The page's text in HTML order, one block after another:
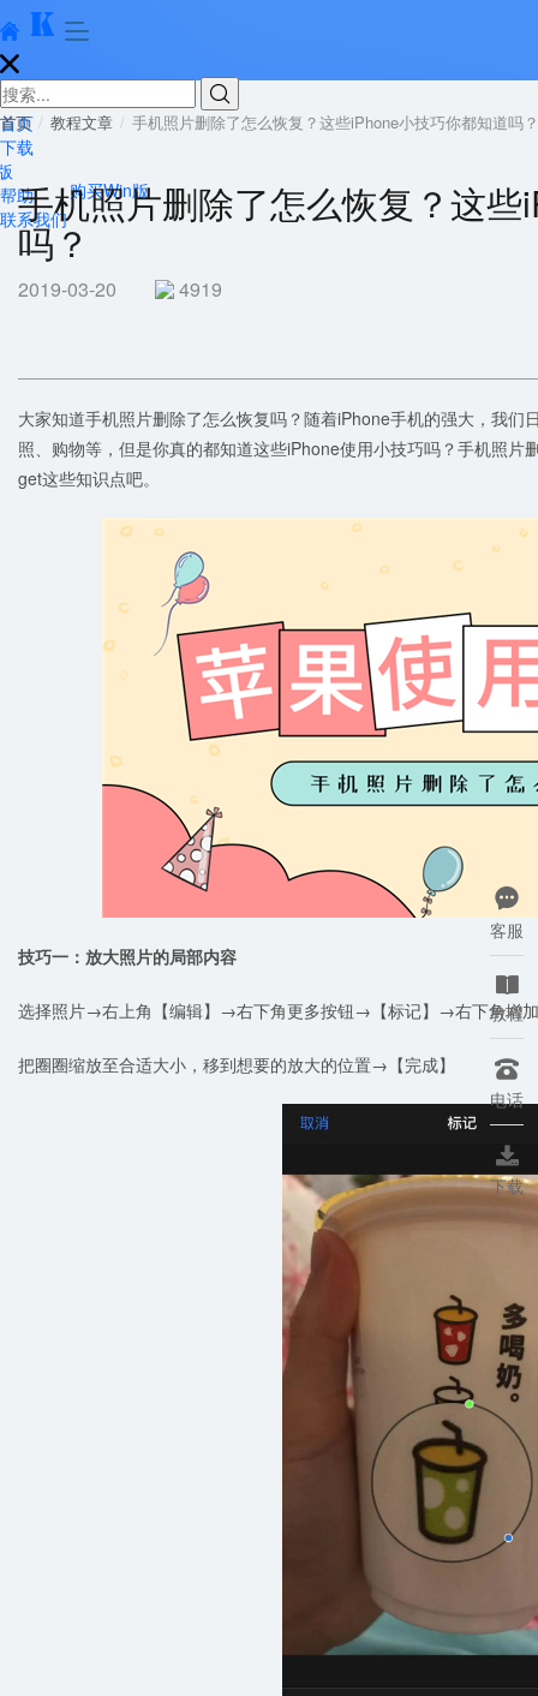
  


首页
下载
购买Win版
帮助
联系我们
首页 教程文章 手机照片删除了怎么恢复？这些iPhone小技巧你都知道吗？
手机照片删除了怎么恢复？这
吗？
2019-03-20 4919
大家知道手机照片删除了怎么恢复吗？随着iPhone手机的强大，我们
照、购物等，但是你真的都知道这些iPhone使用小技巧吗？手机照片
get这些知识点吧。
技巧一：放大照片的局部内容
选择照片→右上角【编辑】→右下角更多按钮→【标记】→右下角增
把圈圈缩放至合适大小，移到想要的放大的位置→【完成】

客服

教程

电话

下载